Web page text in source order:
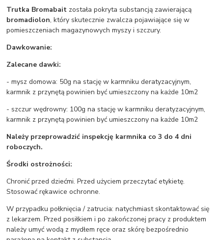
Trutka Bromabait została pokryta substancją zawierającą
bromadiolon, który skutecznie zwalcza pojawiające się w
pomieszczeniach magazynowych myszy i szczury.
Dawkowanie:
Zalecane dawki:
- mysz domowa: 50g na stację w karmniku deratyzacyjnym,
karmnik z przynętą powinien być umieszczony na każde 10m2
- szczur wędrowny: 100g na stację w karmniku deratyzacyjnym,
karmnik z przynętą powinien być umieszczony na każde 10m2
Należy przeprowadzić inspekcję karmnika co 3 do 4 dni
roboczych.
Środki ostrożności:
Chronić przed dziećmi. Przed użyciem przeczytać etykietę.
Stosować rękawice ochronne.
W przypadku połknięcia / zatrucia: natychmiast skontaktować się
z lekarzem. Przed posiłkiem i po zakończonej pracy z produktem
należy umyć wodą z mydłem ręce oraz skórę bezpośrednio